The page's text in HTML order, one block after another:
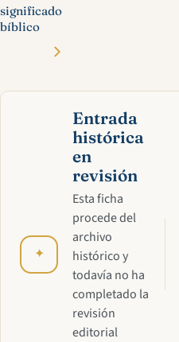
significado
bíblico
✦
Entrada
histórica
en
revisión
Esta ficha
procede del
archivo
histórico y
todavía no ha
completado la
revisión
editorial